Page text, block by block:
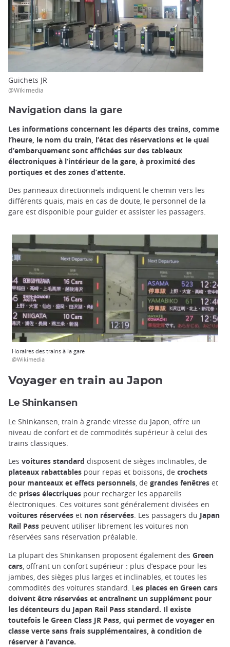
Guichets JR
@Wikimedia
Navigation dans la gare
Les informations concernant les départs des trains, comme
l’heure, le nom du train, l’état des réservations et le quai
d’embarquement sont affichées sur des tableaux
électroniques à l’intérieur de la gare, à proximité des
portiques et des zones d’attente.
Des panneaux directionnels indiquent le chemin vers les
différents quais, mais en cas de doute, le personnel de la
gare est disponible pour guider et assister les passagers.
Horaires des trains à la gare
@Wikimedia
Voyager en train au Japon
Le Shinkansen
Le Shinkansen, train à grande vitesse du Japon, offre un
niveau de confort et de commodités supérieur à celui des
trains classiques.
Les voitures standard disposent de sièges inclinables, de
plateaux rabattables pour repas et boissons, de crochets
pour manteaux et effets personnels, de grandes fenêtres et
de prises électriques pour recharger les appareils
électroniques. Ces voitures sont généralement divisées en
voitures réservées et non réservées. Les passagers du Japan
Rail Pass peuvent utiliser librement les voitures non
réservées sans réservation préalable.
La plupart des Shinkansen proposent également des Green
cars , offrant un confort supérieur : plus d’espace pour les
jambes, des sièges plus larges et inclinables, et toutes les
commodités des voitures standard. L es places en Green cars
doivent être réservées et entraînent un supplément pour
les détenteurs du Japan Rail Pass standard. Il existe
toutefois le Green Class JR Pass, qui permet de voyager en
classe verte sans frais supplémentaires, à condition de
réserver à l’avance.